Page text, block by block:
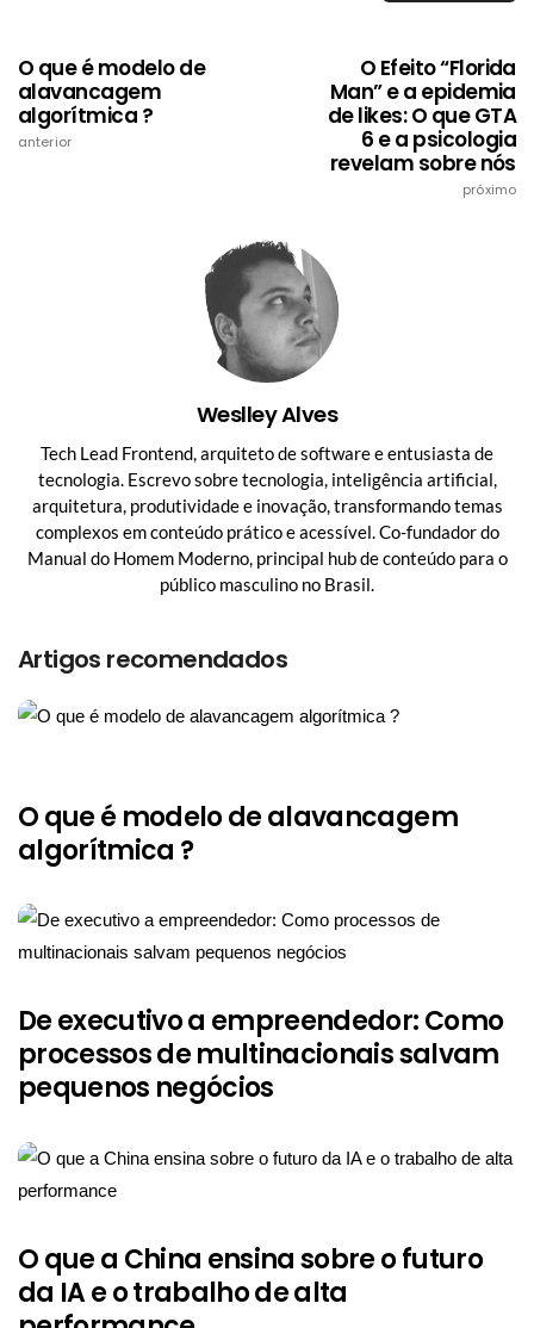
O que é modelo de
alavancagem
algorítmica ?
anterior
O Efeito “Florida
Man” e a epidemia
de likes: O que GTA
6 e a psicologia
revelam sobre nós
próximo
Weslley Alves
Tech Lead Frontend, arquiteto de software e entusiasta de
tecnologia. Escrevo sobre tecnologia, inteligência artificial,
arquitetura, produtividade e inovação, transformando temas
complexos em conteúdo prático e acessível. Co-fundador do
Manual do Homem Moderno, principal hub de conteúdo para o
público masculino no Brasil.
Artigos recomendados
O que é modelo de alavancagem
algorítmica ?
De executivo a empreendedor: Como
processos de multinacionais salvam
pequenos negócios
O que a China ensina sobre o futuro
da IA e o trabalho de alta